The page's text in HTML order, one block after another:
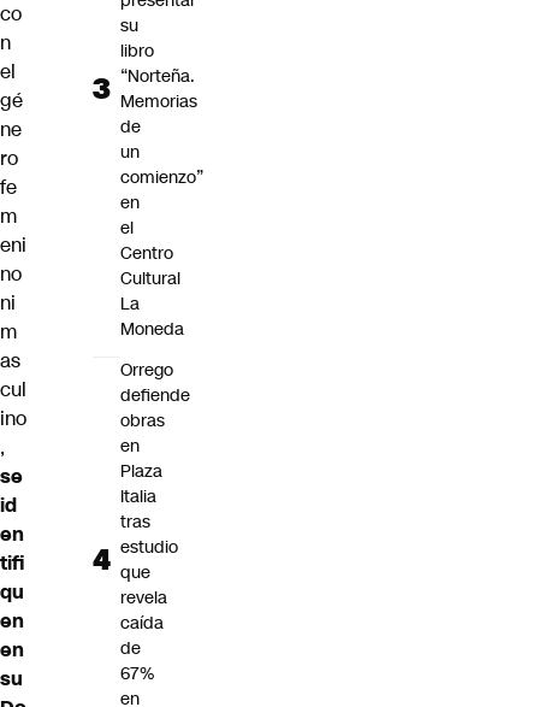
co
n
el
gé
ne
ro
fe
m
eni
no
ni
m
as
cul
ino
,
se
id
en
tifi
qu
en
en
su
su
libro
“Norteña.
Memorias
de
un
comienzo”
en
el
Centro
Cultural
La
Moneda
Orrego
defiende
obras
en
Plaza
Italia
tras
estudio
que
revela
caída
de
67%
en